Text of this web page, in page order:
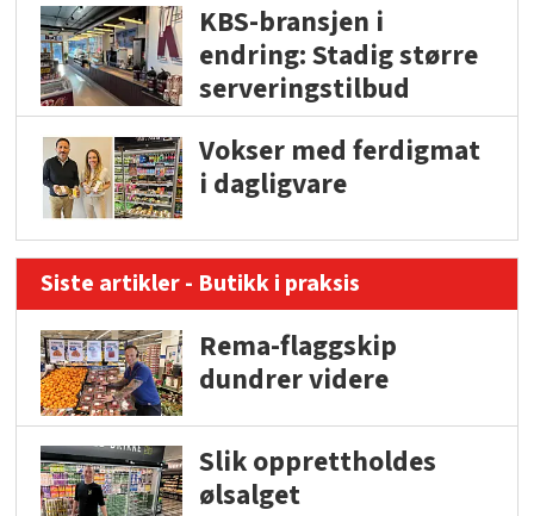
KBS-bransjen i
endring: Stadig større
serveringstilbud
Vokser med ferdigmat
i dagligvare
Siste artikler - Butikk i praksis
Rema-flaggskip
dundrer videre
Slik opprettholdes
ølsalget